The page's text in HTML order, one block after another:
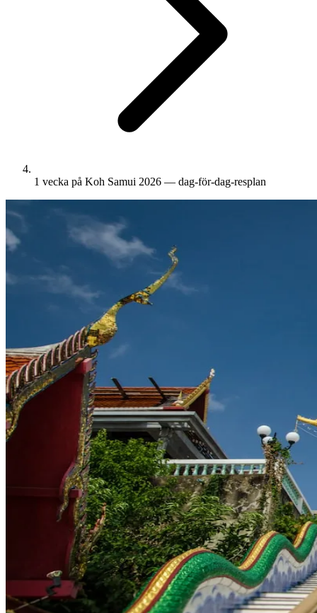
1 vecka på Koh Samui 2026 — dag-för-dag-resplan